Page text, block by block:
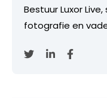
Bestuur Luxor
fotografie en